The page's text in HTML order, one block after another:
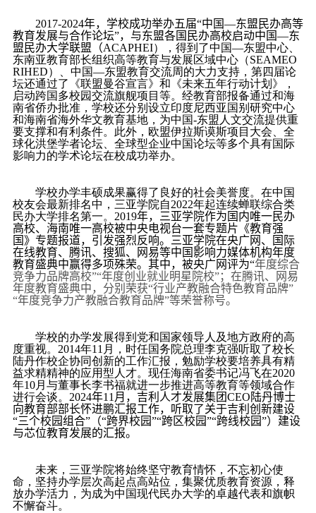
2017-2024年，学校成功举办五届“中国—东盟民办高等
教育发展与合作论坛”，与东盟各国民办高校启动中国—东
盟民办大学联盟（ACAPHEI），得到了中国—东盟中心、
东南亚教育部长组织高等教育与发展区域中心（SEAMEO
RIHED）、中国—东盟教育交流周的大力支持，第四届论
坛还通过了《联盟曼谷宣言》和《未来五年行动计划》，
启动跨国多校园交流旗舰项目等。经教育部报备通过和海
南省侨办批准，学校还分别设立印度尼西亚国别研究中心
和海南省海外华文教育基地，为中国-东盟人文交流提供重
要支撑和有利条件。此外，欧盟伊拉斯谟斯项目大会、全
球化洪堡学者论坛、全球型企业中国论坛等多个具有国际
影响力的学术论坛在校成功举办。
学校办学丰硕成果赢得了良好的社会美誉度。在中国
校友会最新排名中，三亚学院自2022年起连续蝉联综合类
民办大学排名第一。 2019年，三亚学院作为国内唯一民办
高校、海南唯一高校被中央电视台一套专题片《教育强
国》专题报道，引发强烈反响。三亚学院在央广网、国际
在线教育、腾讯、搜狐、网易等中国影响力媒体机构年度
教育盛典中赢得多项殊荣。其中，被央广网评为“年度综合
竞争力品牌高校”“年度创业就业明星院校”；在腾讯、网易
年度教育盛典中，分别荣获“行业产教融合特色教育品牌”
“年度竞争力产教融合教育品牌”等荣誉称号。
学校的办学发展得到党和国家领导人及地方政府的高
度重视。 2014年11 月，时任国务院总理李克强听取了校长
陆丹作校企协同创新的工作汇报，勉励学校要培养具有精
益求精精神的应用型人才。现任海南省委书记冯飞在2020
年10月与董事长李书福就进一步推进高等教育等领域合作
进行会谈。 2024年11 月，吉利人才发展集团CEO陆丹博士
向教育部部长怀进鹏汇报工作，听取了关于吉利创新建设
“三个校园组合”（“跨界校园”“跨区校园”“跨线校园”）建设
与芯位教育发展的汇报。
未来，三亚学院将始终坚守教育情怀，不忘初心使
命，坚持办学层次高起点高站位，集聚优质教育资源，释
放办学活力，为成为中国现代民办大学的卓越代表和旗帜
不懈奋斗。